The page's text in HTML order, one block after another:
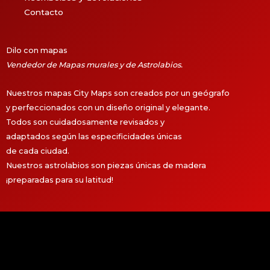
Contacto
Dilo con mapas
Vendedor de Mapas murales y de Astrolabios.
Nuestros mapas City Maps son creados por un geógrafo
y perfeccionados con un diseño original y elegante.
Todos son cuidadosamente revisados y
adaptados según las especificidades únicas
de cada ciudad.
Nuestros astrolabios son piezas únicas de madera
¡preparadas para su latitud!